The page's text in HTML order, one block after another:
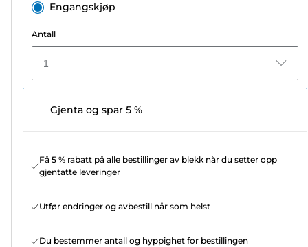
Engangskjøp
Antall
1
Gjenta og spar 5 %
Få 5 % rabatt på alle bestillinger av blekk når du setter opp
gjentatte leveringer
Utfør endringer og avbestill når som helst
Du bestemmer antall og hyppighet for bestillingen